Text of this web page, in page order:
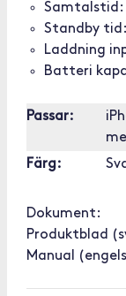
Samtalstid:
Standby
Laddning
Batteri
Passar:
Färg:
Dokument:
Produktblad
Manual